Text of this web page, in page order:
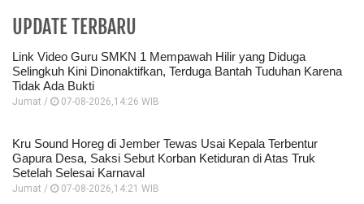
UPDATE TERBARU
Link Video Guru SMKN 1 Mempawah Hilir yang Diduga
Selingkuh Kini Dinonaktifkan, Terduga Bantah Tuduhan Karena
Tidak Ada Bukti
Jumat / 07-08-2026,14:26 WIB
Kru Sound Horeg di Jember Tewas Usai Kepala Terbentur
Gapura Desa, Saksi Sebut Korban Ketiduran di Atas Truk
Setelah Selesai Karnaval
Jumat / 07-08-2026,14:21 WIB